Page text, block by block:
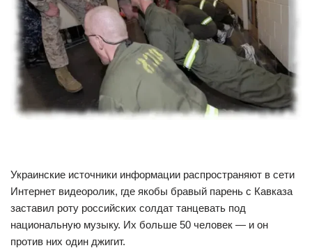
Украинские источники информации распространяют в сети
Интернет видеоролик, где якобы бравый парень с Кавказа
заставил роту российских солдат танцевать под
национальную музыку. Их больше 50 человек — и он
против них один джигит.